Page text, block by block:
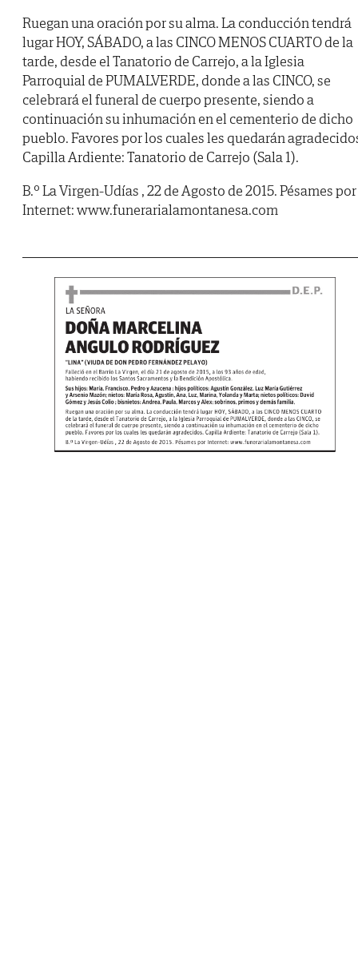
Ruegan una oración por su alma. La conducción tendrá
lugar HOY, SÁBADO, a las CINCO MENOS CUARTO de la
tarde, desde el Tanatorio de Carrejo, a la Iglesia
Parroquial de PUMALVERDE, donde a las CINCO, se
celebrará el funeral de cuerpo presente, siendo a
continuación su inhumación en el cementerio de dicho
pueblo. Favores por los cuales les quedarán
Capilla Ardiente: Tanatorio de Carrejo (Sala 1).
B.º La Virgen-Udías , 22 de Agosto de 2015. Pésames por
Internet: www.funerarialamontanesa.com